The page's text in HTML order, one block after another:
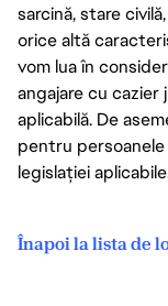
sarcină, stare
orice altă
vom lua în
angajare cu
aplicabilă. De
pentru
legislației
Înapoi la lista de